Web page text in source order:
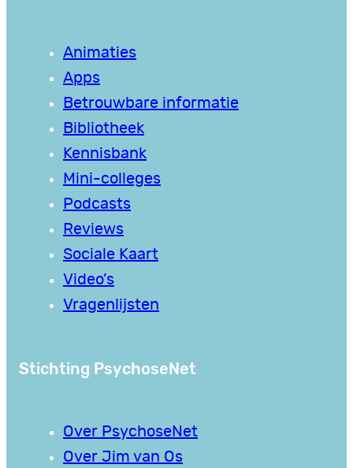
Animaties
Apps
Betrouwbare informatie
Bibliotheek
Kennisbank
Mini-colleges
Podcasts
Reviews
Sociale Kaart
Video’s
Vragenlijsten
Stichting PsychoseNet
Over PsychoseNet
Over Jim van Os